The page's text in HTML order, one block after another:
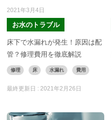
2021年3月4日
お水のトラブル
床下で水漏れが発生！原因は配
管？修理費用を徹底解説
修理 床 水漏れ 費用
最終更新日 : 2021年2月26日